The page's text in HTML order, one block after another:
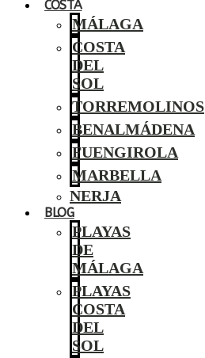
COSTA
MÁLAGA
COSTA
DEL
SOL
TORREMOLINOS
BENALMÁDENA
FUENGIROLA
MARBELLA
NERJA
BLOG
PLAYAS
DE
MÁLAGA
PLAYAS
COSTA
DEL
SOL